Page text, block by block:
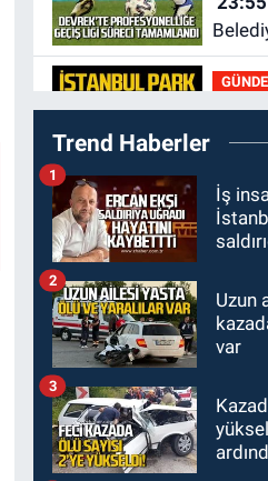
23:19
23:05
22:33
22:119
Burak
Trend Haberler
İş
1
Uzun
var
2
3